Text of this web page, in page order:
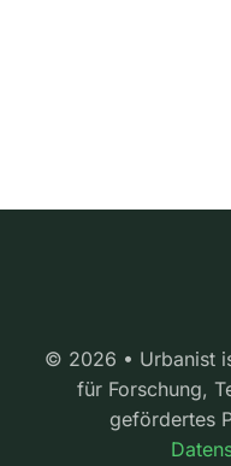
© 2026 • Urbanist
für Forschung,
gefördertes